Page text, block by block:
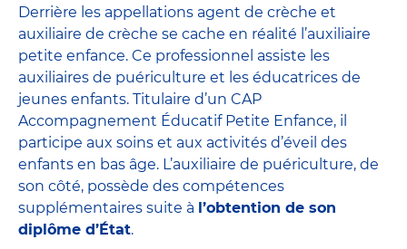
Derrière les appellations agent de crèche et
auxiliaire de crèche se cache en réalité l’auxiliaire
petite enfance. Ce professionnel assiste les
auxiliaires de puériculture et les éducatrices de
jeunes enfants. Titulaire d’un CAP
Accompagnement Éducatif Petite Enfance, il
participe aux soins et aux activités d’éveil des
enfants en bas âge. L’auxiliaire de puériculture, de
son côté, possède des compétences
supplémentaires suite à l’obtention de son
diplôme d’État.